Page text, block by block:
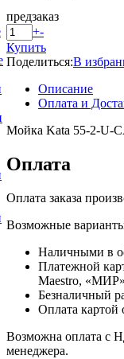
предзаказ
+-
Купить
Поделиться:В
Описание
Оплата и
Мойка Kata 55-2-U-
Оплата
Оплата заказа
Возможные
Наличными в
Платежной
Maestro,
Безналичный
Оплата картой
Возможна оплата с
менеджера.